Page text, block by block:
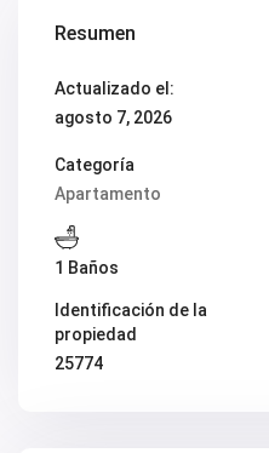
Resumen
Actualizado el:
agosto 7, 2026
Categoría
Apartamento
1 Baños
Identificación de la
propiedad
25774